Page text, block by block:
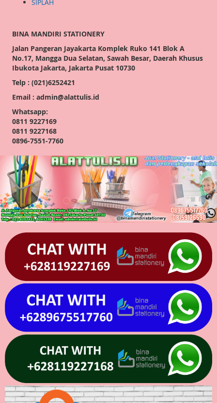
SIPLAH
BINA MANDIRI STATIONERY
Jalan Pangeran Jayakarta Komplek Ruko 141 Blok A
No.17, Mangga Dua Selatan, Sawah Besar, Daerah Khusus
Ibukota Jakarta, Jakarta Pusat 10730
Telp : (021)6252421
Email : admin@alattulis.id
Whatsapp:
0811 9227169
0811 9227168
0896-7551-7760